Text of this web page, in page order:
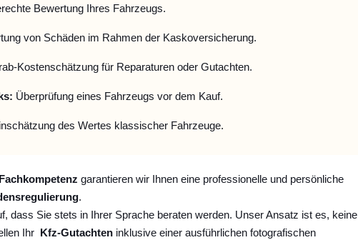
Bewertung Ihres Fahrzeugs.
von Schäden im Rahmen der Kaskoversicherung.
Kostenschätzung für Reparaturen oder Gutachten.
Überprüfung eines Fahrzeugs vor dem Kauf.
des Wertes klassischer Fahrzeuge.
Fachkompetenz garantieren wir Ihnen eine professionelle und persönliche
.
dass Sie stets in Ihrer Sprache beraten werden. Unser Ansatz ist es, keine
Ihr
Kfz-Gutachten inklusive einer ausführlichen fotografischen